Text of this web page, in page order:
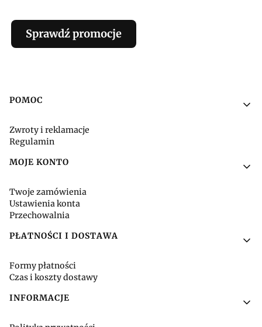
Sprawdź promocje
Linki w stopce
POMOC
Zwroty i reklamacje
Regulamin
MOJE KONTO
Twoje zamówienia
Ustawienia konta
Przechowalnia
PŁATNOŚCI I DOSTAWA
Formy płatności
Czas i koszty dostawy
INFORMACJE